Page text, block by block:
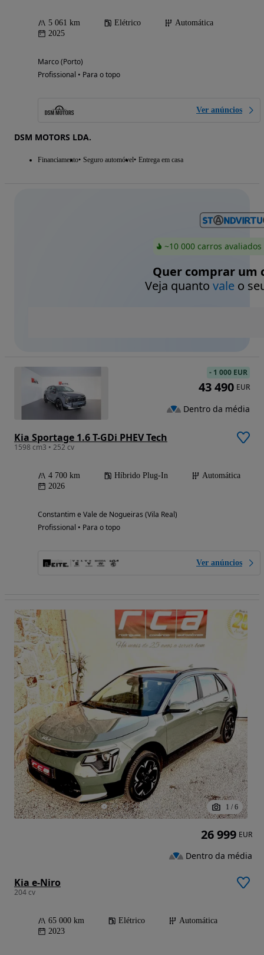
5 061 km Elétrico
Automática
2025
Marco (Porto)
Profissional • Para o topo
Ver anúncios
DSM MOTORS LDA.
Financiamento Seguro automóvel Entrega em casa
~10 000 carros
Quer comprar um
Veja quanto valeo
Kia Sportage 1.6 T-GDi PHEV Tech
1598 cm3 • 252 cv
4 700 km Híbrido Plug-In
Automática
2026
Constantim e Vale de Nogueiras (Vila Real)
Profissional • Para o topo
Ver anúncios
- 1 000 EUR
43 490 EUR
Dentro da média
1 / 6
Kia e-Niro
204 cv
65 000 km Elétrico
Automática
2023
26 999 EUR
Dentro da média